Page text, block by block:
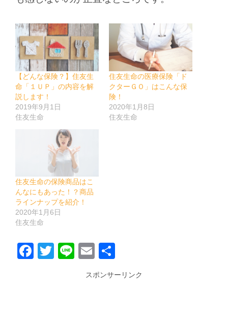
【どんな保険？】住友生
命「１ＵＰ」の内容を解
説します！
2019年9月1日
住友生命
住友生命の医療保険「ド
クターＧＯ」はこんな保
険！
2020年1月8日
住友生命
住友生命の保険商品はこ
んなにもあった！？商品
ラインナップを紹介！
2020年1月6日
住友生命
Facebook
Twitter
LineEmail
有
スポンサーリンク